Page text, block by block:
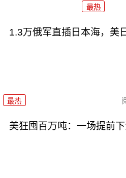
最热
1.3万俄军直插日本海，美
最热
美狂囤百万吨：一场提前